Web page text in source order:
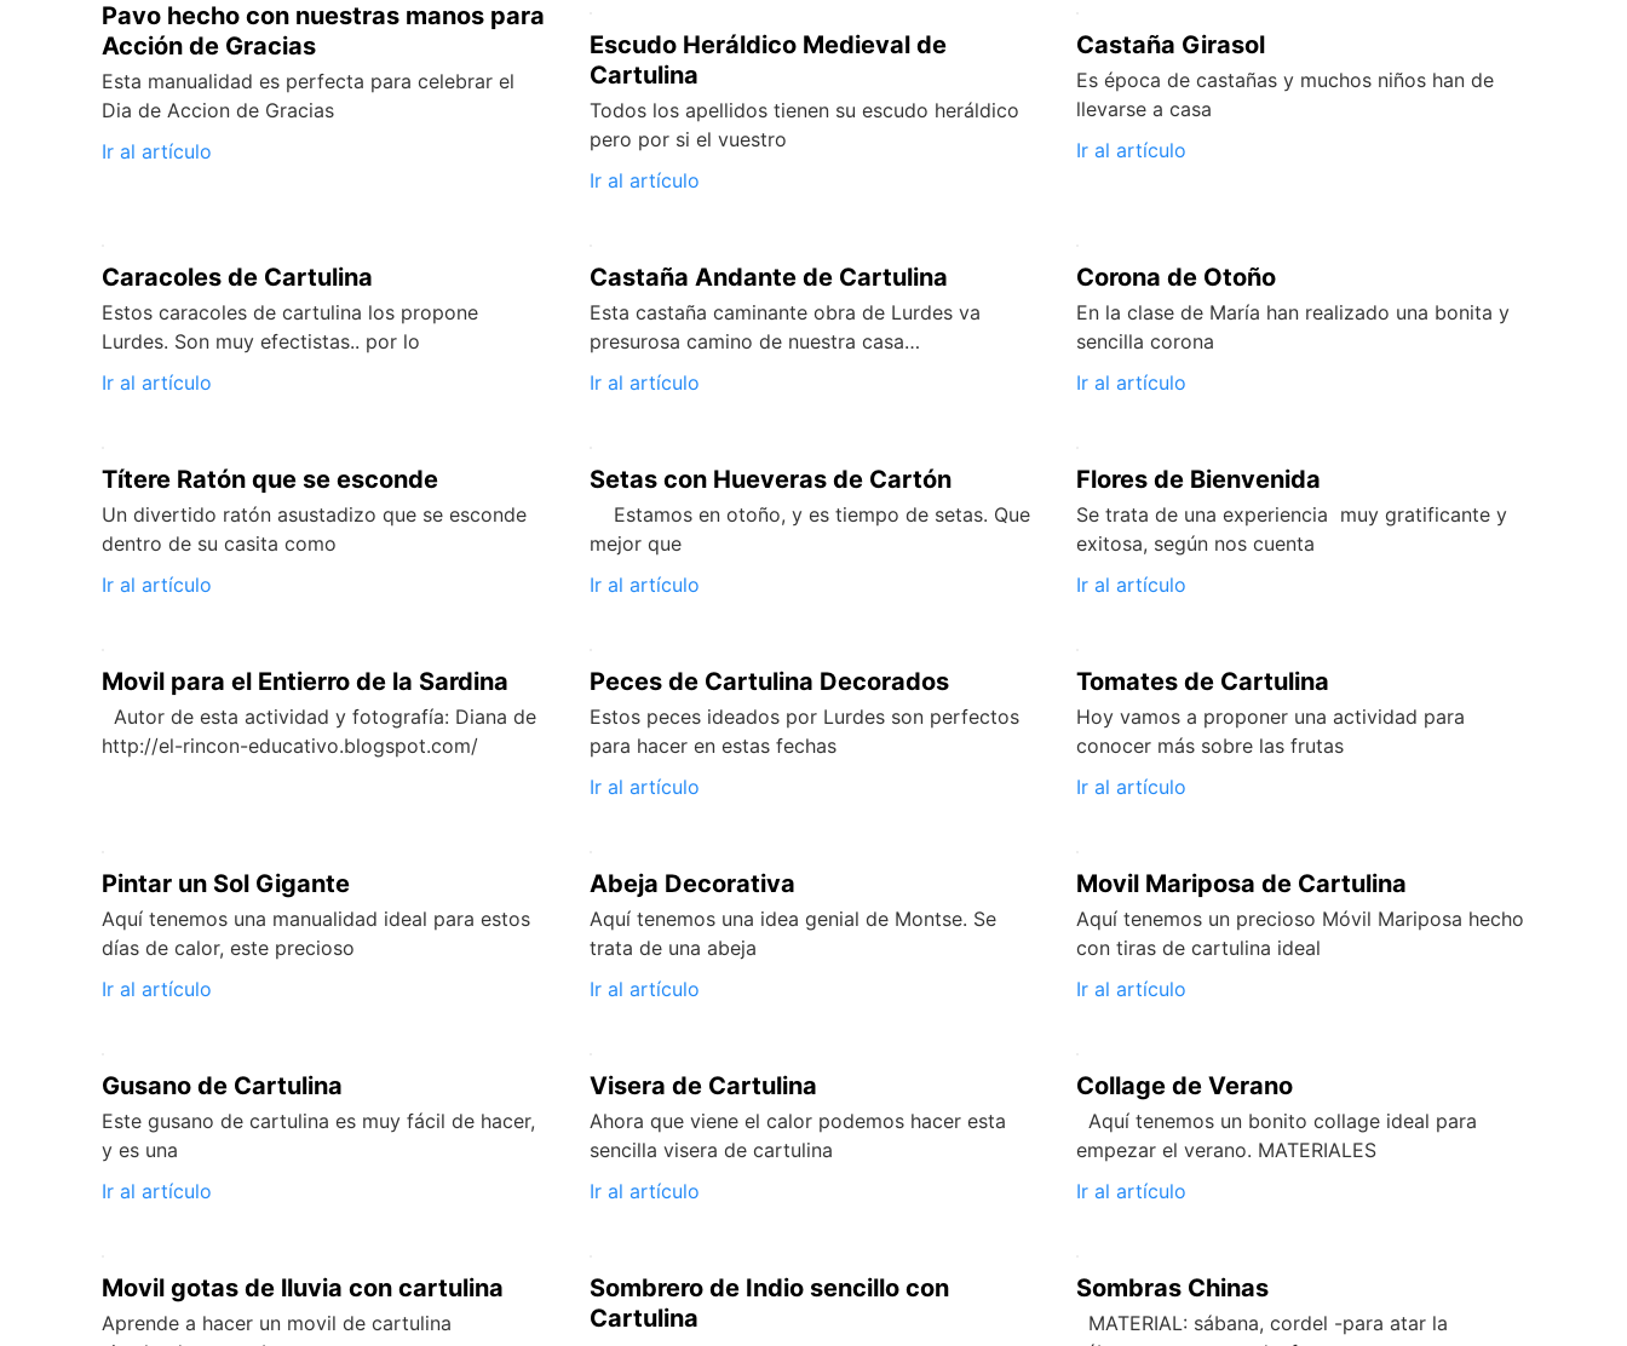
Pavo hecho con nuestras manos para
Acción de Gracias
Esta manualidad es perfecta para celebrar el
Dia de Accion de Gracias
Ir al artículo
Escudo Heráldico Medieval de
Cartulina
Todos los apellidos tienen su escudo heráldico
pero por si el vuestro
Ir al artículo
Castaña Girasol
Es época de castañas y muchos niños han de
llevarse a casa
Ir al artículo
Caracoles de Cartulina
Estos caracoles de cartulina los propone
Lurdes. Son muy efectistas.. por lo
Ir al artículo
Castaña Andante de Cartulina
Esta castaña caminante obra de Lurdes va
presurosa camino de nuestra casa…
Ir al artículo
Corona de Otoño
En la clase de María han realizado una bonita y
sencilla corona
Ir al artículo
Títere Ratón que se esconde
Un divertido ratón asustadizo que se esconde
dentro de su casita como
Ir al artículo
Setas con Hueveras de Cartón
Estamos en otoño, y es tiempo de setas. Que
mejor que
Ir al artículo
Flores de Bienvenida
Se trata de una experiencia muy gratificante y
exitosa, según nos cuenta
Ir al artículo
Movil para el Entierro de la Sardina
Autor de esta actividad y fotografía: Diana de
http://el-rincon-educativo.blogspot.com/
Peces de Cartulina Decorados
Estos peces ideados por Lurdes son perfectos
para hacer en estas fechas
Ir al artículo
Tomates de Cartulina
Hoy vamos a proponer una actividad para
conocer más sobre las frutas
Ir al artículo
Pintar un Sol Gigante
Aquí tenemos una manualidad ideal para estos
días de calor, este precioso
Ir al artículo
Abeja Decorativa
Aquí tenemos una idea genial de Montse. Se
trata de una abeja
Ir al artículo
Movil Mariposa de Cartulina
Aquí tenemos un precioso Móvil Mariposa hecho
con tiras de cartulina ideal
Ir al artículo
Gusano de Cartulina
Este gusano de cartulina es muy fácil de hacer,
y es una
Ir al artículo
Visera de Cartulina
Ahora que viene el calor podemos hacer esta
sencilla visera de cartulina
Ir al artículo
Collage de Verano
Aquí tenemos un bonito collage ideal para
empezar el verano. MATERIALES
Ir al artículo
Movil gotas de lluvia con cartulina
Aprende a hacer un movil de cartulina
Sombrero de Indio sencillo con
Cartulina
Sombras Chinas
MATERIAL: sábana, cordel -para atar la